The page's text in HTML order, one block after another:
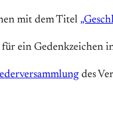
mit dem Titel
ein Gedenkzeichen
des